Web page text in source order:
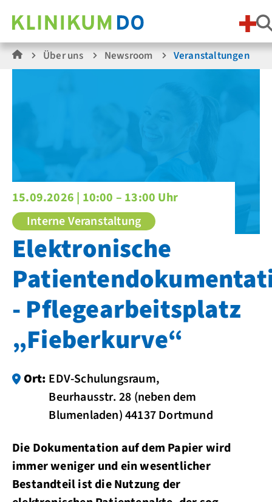
Über uns Newsroom Veranstaltungen
15.09.2026 | 10:00 – 13:00 Uhr
Interne Veranstaltung
Elektronische
- Pflegearbeitsplatz
„Fieberkurve“
Ort: EDV-Schulungsraum,
Beurhausstr. 28 (neben dem
Blumenladen) 44137 Dortmund
Die Dokumentation auf dem Papier wird
immer weniger und ein wesentlicher
Bestandteil ist die Nutzung der